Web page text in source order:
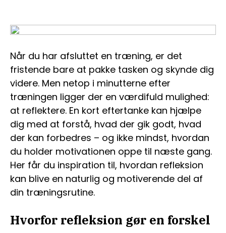
Når du har afsluttet en træning, er det
fristende bare at pakke tasken og skynde dig
videre. Men netop i minutterne efter
træningen ligger der en værdifuld mulighed:
at reflektere. En kort eftertanke kan hjælpe
dig med at forstå, hvad der gik godt, hvad
der kan forbedres – og ikke mindst, hvordan
du holder motivationen oppe til næste gang.
Her får du inspiration til, hvordan refleksion
kan blive en naturlig og motiverende del af
din træningsrutine.
Hvorfor refleksion gør en forskel